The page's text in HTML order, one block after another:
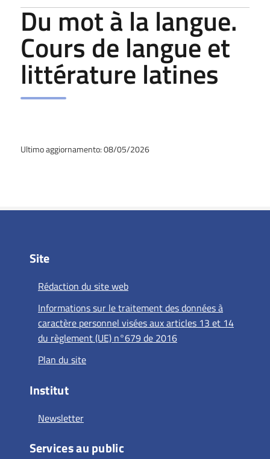
Du mot à la langue.
Cours de langue et
littérature latines
Ultimo aggiornamento: 08/05/2026
Site
Rédaction du site web
Informations sur le traitement des données à
caractère personnel visées aux articles 13 et 14
du règlement (UE) n°679 de 2016
Plan du site
Institut
Newsletter
Services au public